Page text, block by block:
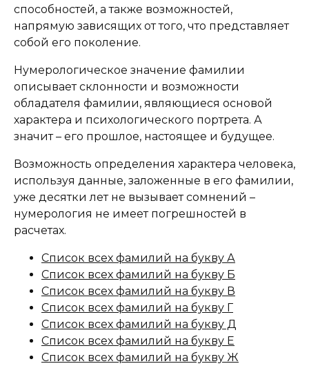
способностей, а также возможностей,
напрямую зависящих от того, что представляет
собой его поколение.
Нумерологическое значение фамилии
описывает склонности и возможности
обладателя фамилии, являющиеся основой
характера и психологического портрета. А
значит – его прошлое, настоящее и будущее.
Возможность определения характера человека,
используя данные, заложенные в его фамилии,
уже десятки лет не вызывает сомнений –
нумерология не имеет погрешностей в
расчетах.
Список всех фамилий на букву А
Список всех фамилий на букву Б
Список всех фамилий на букву В
Список всех фамилий на букву Г
Список всех фамилий на букву Д
Список всех фамилий на букву Е
Список всех фамилий на букву Ж